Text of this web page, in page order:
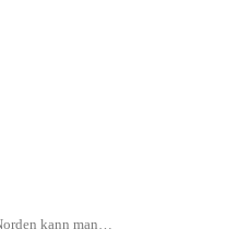
kann man…